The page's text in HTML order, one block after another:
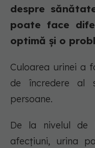
despre
poate face
optimă și o
Culoarea urinei a
de încredere al
persoane.
De la nivelul de
afecțiuni, urina